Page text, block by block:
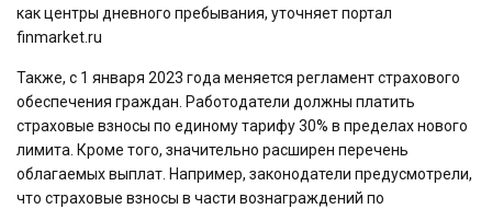
как центры дневного пребывания, уточняет портал
finmarket.ru
Также, с 1 января 2023 года меняется регламент страхового
обеспечения граждан. Работодатели должны платить
страховые взносы по единому тарифу 30% в пределах нового
лимита. Кроме того, значительно расширен перечень
облагаемых выплат. Например, законодатели предусмотрели,
что страховые взносы в части вознаграждений по